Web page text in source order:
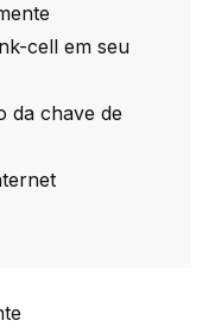
cell em seu
da chave de